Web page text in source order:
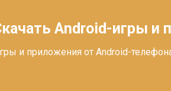
Android-игры и
и приложения от Android-